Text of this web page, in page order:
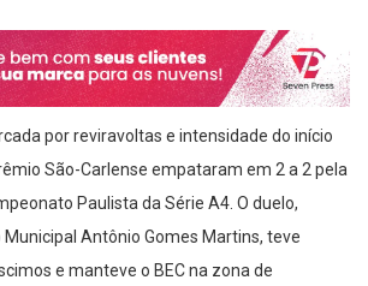
por reviravoltas e intensidade do início
São-Carlense empataram em 2 a 2 pela
Paulista da Série A4. O duelo,
Antônio Gomes Martins, teve
e manteve o BEC na zona de